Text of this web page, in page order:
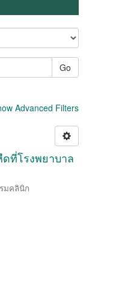
Go
Advanced Filters
ที่โรงพยาบาล
มคลินิก